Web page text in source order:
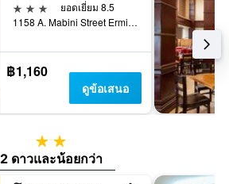
3 ดาว
ยอดเยี่ยม 8.5
1158 A. Mabini Street Ermita, มะนิลา, ฟิลิปปินส์
฿1,160
ดูข้อเสนอ
2 ดาว
2 ดาวและน้อยกว่า